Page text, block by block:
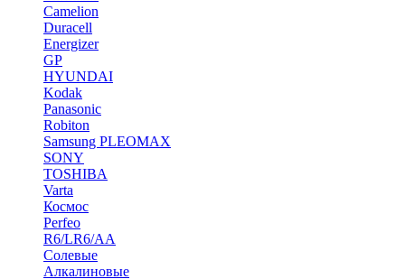
Camelion
Duracell
Energizer
GP
HYUNDAI
Kodak
Panasonic
Robiton
Samsung PLEOMAX
SONY
TOSHIBA
Varta
Космос
Perfeo
R6/LR6/AA
Солевые
Алкалиновые